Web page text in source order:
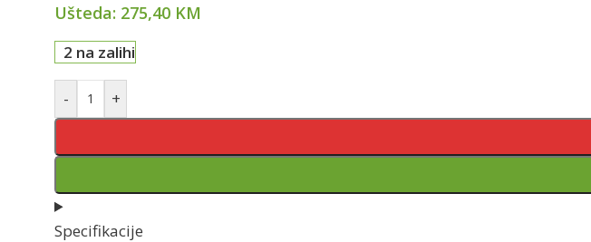
Ušteda: 275,40 KM
2 na zalihi
- +
Specifikacije